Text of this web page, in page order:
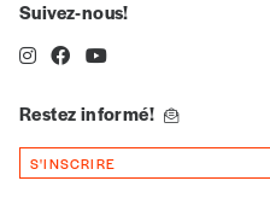
Vous versez le
2190avec en
la commande
confirmation et la
Suivez-nous!
Restez informé!
S'INSCRIRE